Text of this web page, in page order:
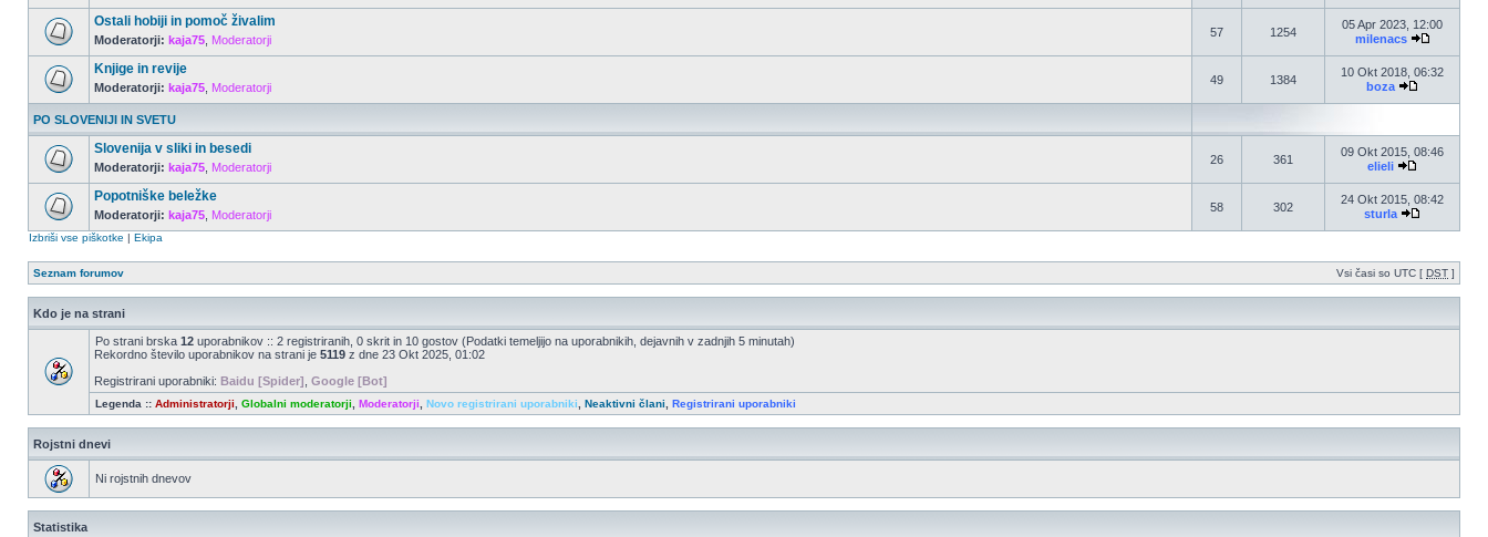
Ostali hobiji in pomoč živalim
Moderatorji: kaja75 Moderatorji
57 1254
05 Apr 2023, 12:00
milenacs
Knjige in revije
Moderatorji: kaja75 Moderatorji
49 1384
10 Okt 2018, 06:32
boza
PO SLOVENIJI IN SVETU
Slovenija v sliki in besedi
Moderatorji: kaja75 Moderatorji
26 361
09 Okt 2015, 08:46
elieli
Popotniške beležke
Moderatorji: kaja75 Moderatorji
58 302
24 Okt 2015, 08:42
sturla
Izbriši vse piškotke | Ekipa
Seznam forumov Vsi časi so UTC [ DST ]
Kdo je na strani
Po strani brska 12 uporabnikov :: 2 registriranih, 0 skrit in 10 gostov (Podatki temeljijo na uporabnikih, dejavnih v zadnjih 5 minutah)
Rekordno število uporabnikov na strani je 5119 z dne 23 Okt 2025, 01:02
Registrirani uporabniki: Baidu [Spider] Google [Bot]
Legenda :: Administratorji Globalni moderatorji Moderatorji Novo registrirani uporabniki Neaktivni člani Registrirani uporabniki
Rojstni dnevi
Ni rojstnih dnevov
Statistika